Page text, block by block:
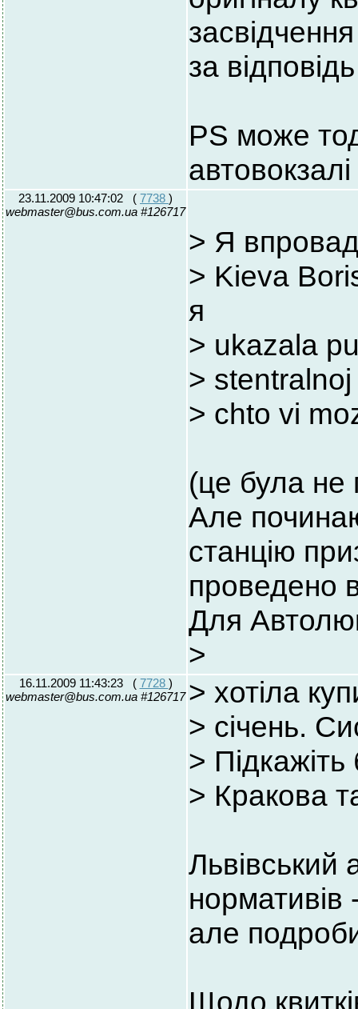
за відповідь
PS може
23.11.2009 10:47:02 ( 7738 )
webmaster@bus.com.ua #126717
> Я
> Kieva
я
> ukazala
>
> chto vi
(це була не
Але
станцію
проведено
Для
>
16.11.2009 11:43:23 ( 7728 )
webmaster@bus.com.ua #126717 > хотіла
> січень.
>
> Кракова
Львівський
але